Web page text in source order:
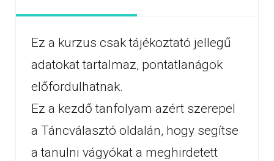
Ez a kurzus csak tájékoztató jellegű
adatokat tartalmaz, pontatlanágok
előfordulhatnak.
Ez a kezdő tanfolyam azért szerepel
a Táncválasztó oldalán, hogy segítse
a tanulni vágyókat a meghirdetett